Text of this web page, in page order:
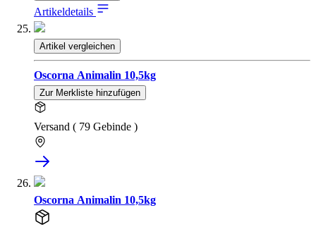
Artikeldetails
Artikel vergleichen
Oscorna Animalin 10,5kg
Zur Merkliste hinzufügen
Versand ( 79 Gebinde )
Oscorna Animalin 10,5kg